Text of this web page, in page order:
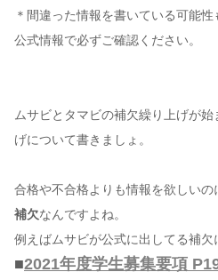
＊間違った情報を書いている可能
公式情報で必ずご確認ください。
ムサビとタマビの補欠繰り上げが
げについて書きましょ。
合格や不合格よりも情報を欲しい
補欠なんですよね。
例えばムサビが公式に出してる補欠
■2021年度学生募集要項